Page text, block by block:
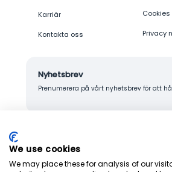
Karriär
Kontakta oss
Cookies
Privacy
Nyhetsbrev
Prenumerera på vårt nyhetsbrev för att
We use cookies
We may place these for analysis of our